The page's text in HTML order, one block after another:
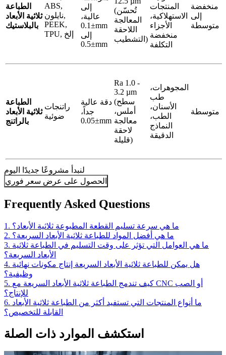
الطباعة
ثلاثية الأبعاد
بالبلاستيك
ABS,
نايلون,
PEEK,
TPU, إلخ
إلى
عالية،
±0.1mm
إلى
±0.5mm
(تُحسّن
المعالجة
اللاحقة
التشطيب)
المنتجات
الاستهلاكية،
الأجزاء
منخفضة
التكلفة
منخفضة
إلى
متوسطة
الطباعة
ثلاثية الأبعاد
بالراتنج
راتنجات
ضوئية
دقة عالية
جداً،
±0.05mm
Ra 1.0 -
3.2 µm
(سطح
أملس،
معالجة
لاحقة
قليلة)
المجوهرات،
طب
الأسنان،
الطب،
النماذج
الدقيقة
متوسطة
لنبدأ مشروعًا جديدًا اليوم
الحصول على عرض سعر فوري
Frequently Asked Questions
1. ما هي سرعة تسليم القطعة المطبوعة ثلاثية الأبعاد؟
2. ما هي أفضل المواد للطباعة ثلاثية الأبعاد السريعة؟
3. ما هي العوامل التي تؤثر على وقت التسليم في الطباعة ثلاثية
الأبعاد السريعة؟
4. هل يمكن للطباعة ثلاثية الأبعاد السريعة إنتاج مكونات نهائية
وظيفية؟
5. كيف تندمج الطباعة ثلاثية الأبعاد السريعة مع CNC أو الصب
للإنتاج؟
6. ما أنواع المنتجات التي تستفيد أكثر من الطباعة ثلاثية الأبعاد
القابلة للتخصيص؟
استكشف الموارد ذات الصلة